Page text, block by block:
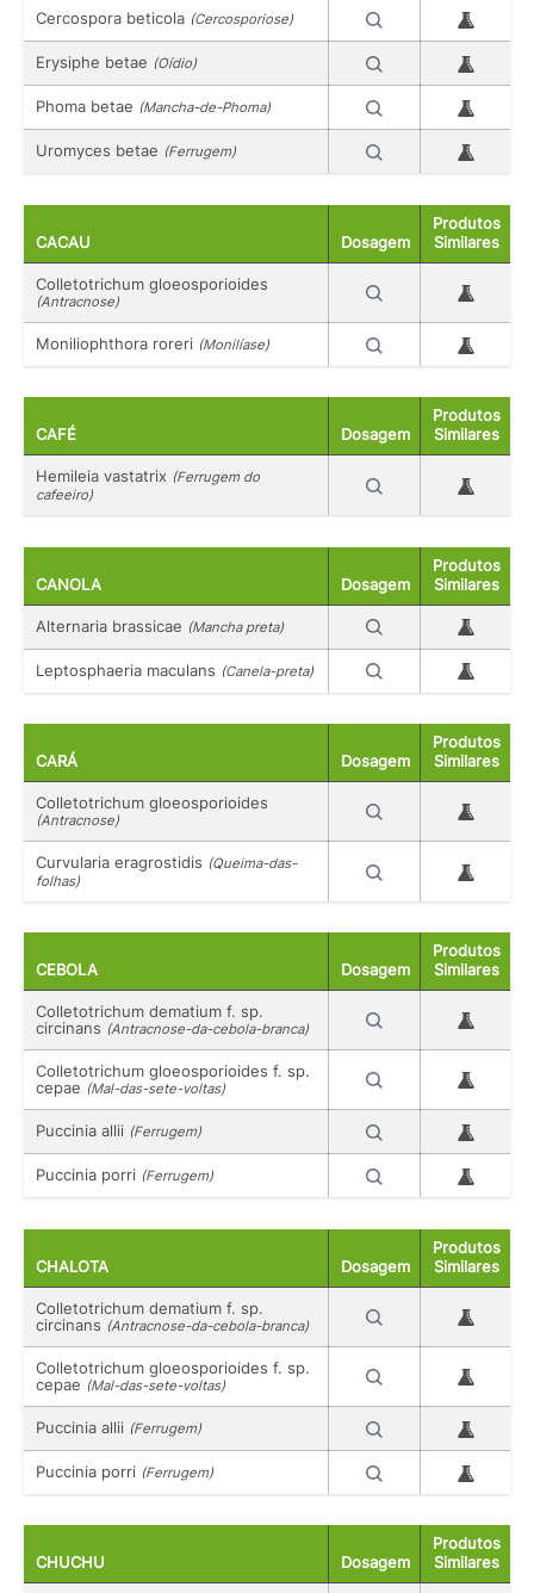
Cercospora beticola (Cercosporiose)
Erysiphe betae (Oídio)
Phoma betae (Mancha-de-Phoma)
Uromyces betae (Ferrugem)
CACAU Dosagem
Produtos
Similares
Colletotrichum gloeosporioides
(Antracnose)
Moniliophthora roreri (Monilíase)
CAFÉ Dosagem
Produtos
Similares
Hemileia vastatrix (Ferrugem do
cafeeiro)
CANOLA Dosagem
Produtos
Similares
Alternaria brassicae (Mancha preta)
Leptosphaeria maculans (Canela-preta)
CARÁ Dosagem
Produtos
Similares
Colletotrichum gloeosporioides
(Antracnose)
Curvularia eragrostidis (Queima-das-
folhas)
CEBOLA Dosagem
Produtos
Similares
Colletotrichum dematium f. sp.
circinans (Antracnose-da-cebola-branca)
Colletotrichum gloeosporioides f. sp.
cepae (Mal-das-sete-voltas)
Puccinia allii (Ferrugem)
Puccinia porri (Ferrugem)
CHALOTA Dosagem
Produtos
Similares
Colletotrichum dematium f. sp.
circinans (Antracnose-da-cebola-branca)
Colletotrichum gloeosporioides f. sp.
cepae (Mal-das-sete-voltas)
Puccinia allii (Ferrugem)
Puccinia porri (Ferrugem)
CHUCHU Dosagem
Produtos
Similares